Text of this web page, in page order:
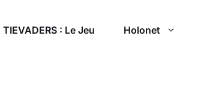
TIEVADERS : Le Jeu Holonet